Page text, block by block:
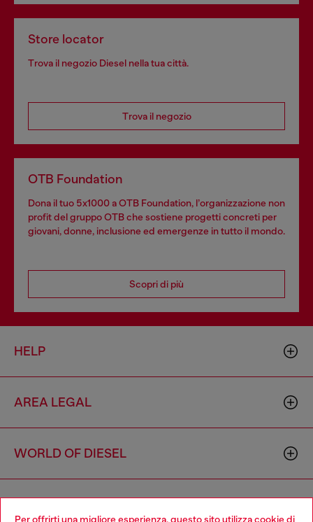
Per offrirti una migliore esperienza, questo sito utilizza cookie di
Store locator
Trova il negozio Diesel nella tua città.
Trova il negozio
OTB Foundation
Dona il tuo 5x1000 a OTB Foundation, l’organizzazione non
profit del gruppo OTB che sostiene progetti concreti per
giovani, donne, inclusione ed emergenze in tutto il mondo.
Scopri di più
HELP
AREA LEGAL
WORLD OF DIESEL